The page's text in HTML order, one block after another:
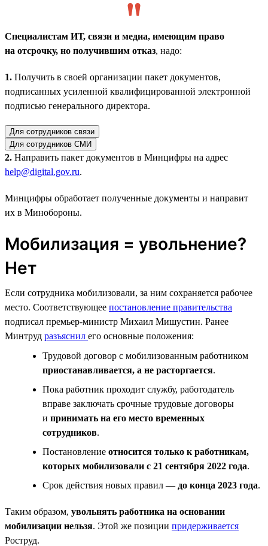
Специалистам ИТ, связи и медиа, имеющим право
на отсрочку, но получившим отказ, надо:
1. Получить в своей организации пакет документов,
подписанных усиленной квалифицированной электронной
подписью генерального директора.
Для сотрудников связи
Для сотрудников СМИ
2. Направить пакет документов в Минцифры на адрес
help@digital.gov.ru.
Минцифры обработает полученные документы и направит
их в Минобороны.
Мобилизация = увольнение?
Нет
Если сотрудника мобилизовали, за ним сохраняется рабочее
место. Соответствующее постановление правительства
подписал премьер-министр Михаил Мишустин. Ранее
Минтруд разъяснил его основные положения:
Трудовой договор с мобилизованным работником
приостанавливается, а не расторгается.
Пока работник проходит службу, работодатель
вправе заключать срочные трудовые договоры
и принимать на его место временных
сотрудников.
Постановление относится только к работникам,
которых мобилизовали с 21 сентября 2022 года.
Срок действия новых правил — до конца 2023 года.
Таким образом, увольнять работника на основании
мобилизации нельзя. Этой же позиции придерживается
Роструд.